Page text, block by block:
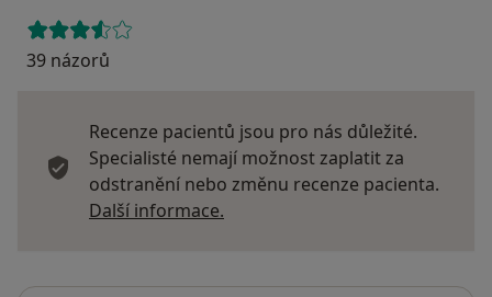
39 názorů
Recenze pacientů jsou pro nás důležité.
Specialisté nemají možnost zaplatit za
odstranění nebo změnu recenze pacienta.
Další informace.